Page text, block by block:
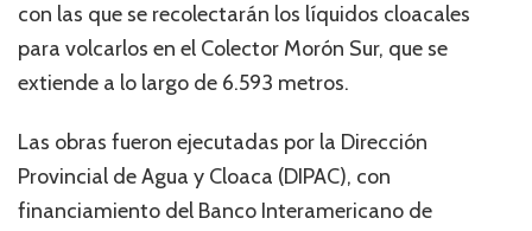
con las que se recolectarán los líquidos cloacales
para volcarlos en el Colector Morón Sur, que se
extiende a lo largo de 6.593 metros.
Las obras fueron ejecutadas por la Dirección
Provincial de Agua y Cloaca (DIPAC), con
financiamiento del Banco Interamericano de